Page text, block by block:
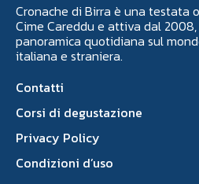
Cronache di Birra è una testata
Cime Careddu e attiva dal
panoramica quotidiana sul
italiana e straniera.
Contatti
Corsi di degustazione
Privacy Policy
Condizioni d’uso